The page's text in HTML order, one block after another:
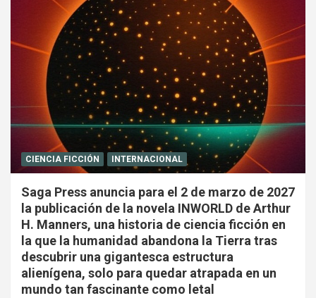
CIENCIA FICCIÓN INTERNACIONAL
Saga Press anuncia para el 2 de marzo de 2027
la publicación de la novela INWORLD de Arthur
H. Manners, una historia de ciencia ficción en
la que la humanidad abandona la Tierra tras
descubrir una gigantesca estructura
alienígena, solo para quedar atrapada en un
mundo tan fascinante como letal